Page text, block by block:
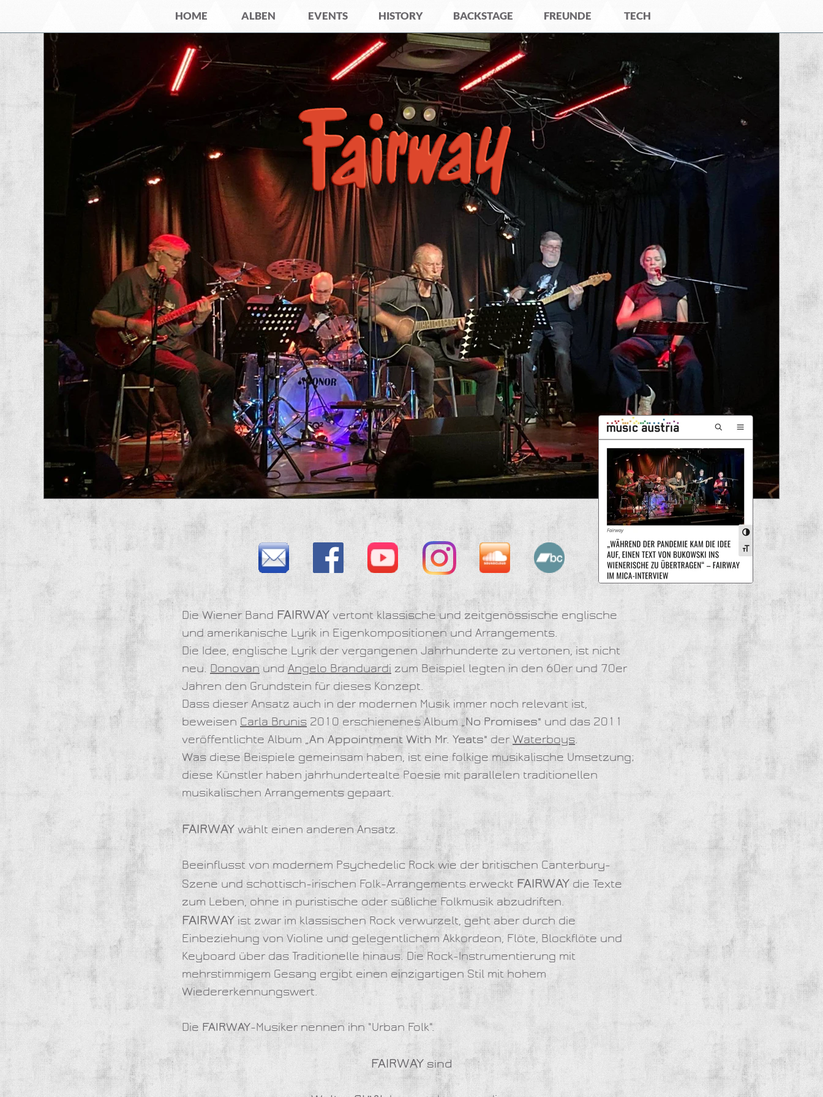
HOME ALBEN EVENTS HISTORY BACKSTAGE FREUNDE TECH
Die Wiener Band FAIRWAY vertont klassische und zeitgenössische englische
und amerikanische Lyrik in Eigenkompositionen und Arrangements.
Die Idee, englische Lyrik der vergangenen Jahrhunderte zu vertonen, ist nicht
neu. DonovanundAngelo Branduardi zum Beispiel legten in den 60er und 70er
Jahren den Grundstein für dieses Konzept.
Dass dieser Ansatz auch in der modernen Musik immer noch relevant ist,
beweisen Carla Brunis 2010 erschienenes Album„No Promises" und das 2011
veröffentlichte Album „An Appointment With Mr. Yeats" derWaterboys.
Was diese Beispiele gemeinsam haben, ist eine folkige musikalische Umsetzung;
diese Künstler haben jahrhundertealte Poesie mit parallelen traditionellen
musikalischen Arrangements gepaart.
FAIRWAY wählt einen anderen Ansatz.
Beeinflusst von modernem Psychedelic Rock wie der britischen Canterbury-
Szene und schottisch-irischen Folk-Arrangements erweckt FAIRWAYdie Texte
zum Leben, ohne in puristische oder süßliche Folkmusik abzudriften.
FAIRWAY ist zwar im klassischen Rock verwurzelt, geht aber durch die
Einbeziehung von Violine und gelegentlichem Akkordeon, Flöte, Blockflöte und
Keyboard über das Traditionelle hinaus. Die Rock-Instrumentierung mit
mehrstimmigem Gesang ergibt einen einzigartigen Stil mit hohem
Wiedererkennungswert.
Die FAIRWAY-Musiker nennen ihn "Urban Folk".
FAIRWAY sind